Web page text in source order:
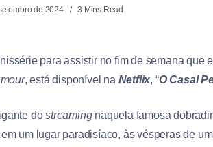
de 2024 3 Mins Read
para assistir no fim de semana que
, está disponível na Netflix, “O Casal
dostreamingnaquela famosa
um lugar paradisíaco, às vésperas de